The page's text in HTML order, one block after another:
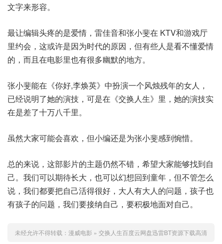
文字来形容。
最让编辑头疼的是爱情，雷佳音和张小斐在 KTV和游戏厅
里约会，这或许是因为时代的原因，但有些人是看不懂爱情
的，而且在电影里也有很多幽默的地方。
张小斐能在《你好,李焕英》中扮演一个风烛残年的女人，
已经说明了她的演技，可是在《交换人生》里，她的演技实
在是差了十万八千里。
虽然大家可能会喜欢，但小编还是为张小斐感到惋惜。
总的来说，这部影片的主题仍然不错，希望大家能够找到自
己。我们可以期待长大，也可以幻想回到童年，但不管怎么
说，我们都要把自己活得很好，大人有大人的问题，孩子也
有孩子的问题，我们要接纳自己，要积极地面对自己。
未经允许不得转载： 漫威电影 » 交换人生百度云网盘迅雷BT资源下载高清